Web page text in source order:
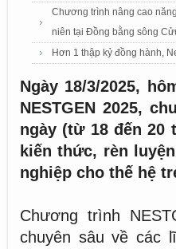
Chương trình nâng cao
niên tại Đồng bằng sông
Hơn 1 thập kỷ đồng hành,
Ngày 18/3/2025,
NESTGEN 2025,
ngày (từ 18 đến 20
kiến thức, rèn
nghiệp cho thế hệ
Chương trình
chuyên sâu về các